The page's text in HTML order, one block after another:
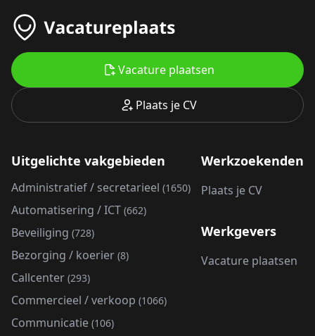
Plaats je CV
Vacature plaatsen
Uitgelichte vakgebieden
Administratief / secretarieel (1650)
Automatisering / ICT (662)
Beveiliging (728)
Bezorging / koerier (8)
Callcenter (293)
Commercieel / verkoop (1066)
Communicatie (106)
Werkzoekenden
Plaats je CV
Werkgevers
Vacature plaatsen